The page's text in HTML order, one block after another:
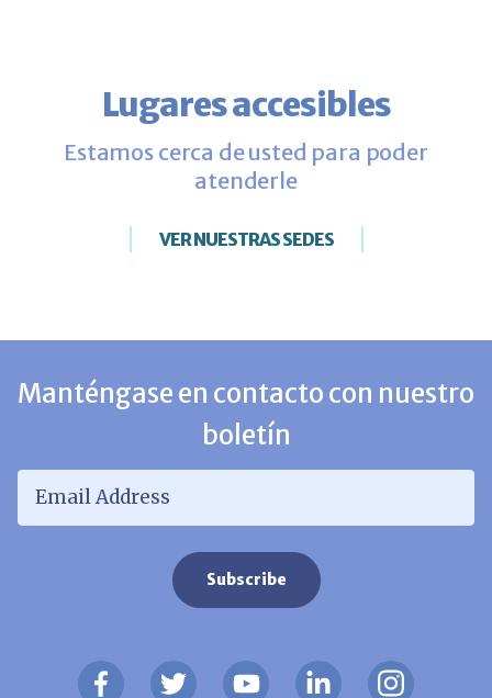
Lugares accesibles
Estamos cerca de usted para poder
atenderle
VER NUESTRAS SEDES
Manténgase en contacto con nuestro
boletín